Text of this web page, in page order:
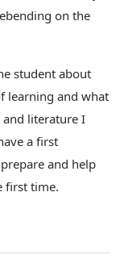
on the
student about
learning and what
and literature I
a first
and help
first time.